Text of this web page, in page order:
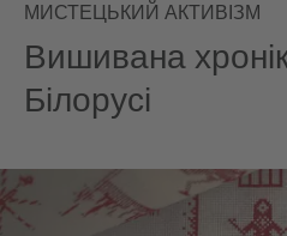
МИСТЕЦЬКИЙ АКТИВІЗМ
Вишивана
Білорусі